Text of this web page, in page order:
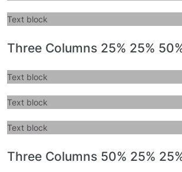
Text block
Three Columns 25% 25%
Text block
Text block
Text block
Three Columns 50% 25%